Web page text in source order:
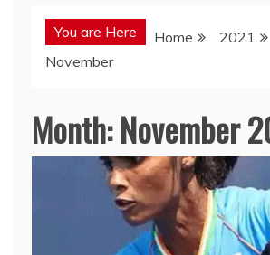
You are Here Home
2021
November
Month:November